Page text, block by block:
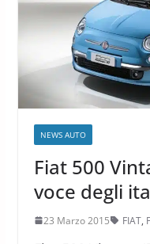
NEWS AUTO
Fiat 500
voce degli
23 Marzo 2015 FIAT,